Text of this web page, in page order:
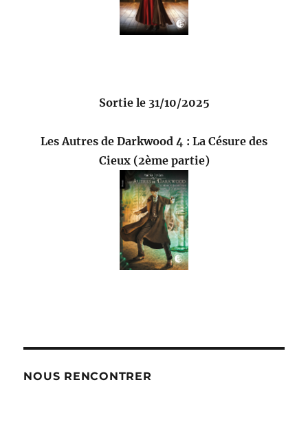
Sortie le 31/10/2025
Les Autres de Darkwood 4 : La Césure des
Cieux (2ème partie)
NOUS RENCONTRER